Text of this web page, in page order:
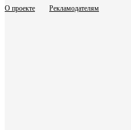
О проекте Рекламодателям